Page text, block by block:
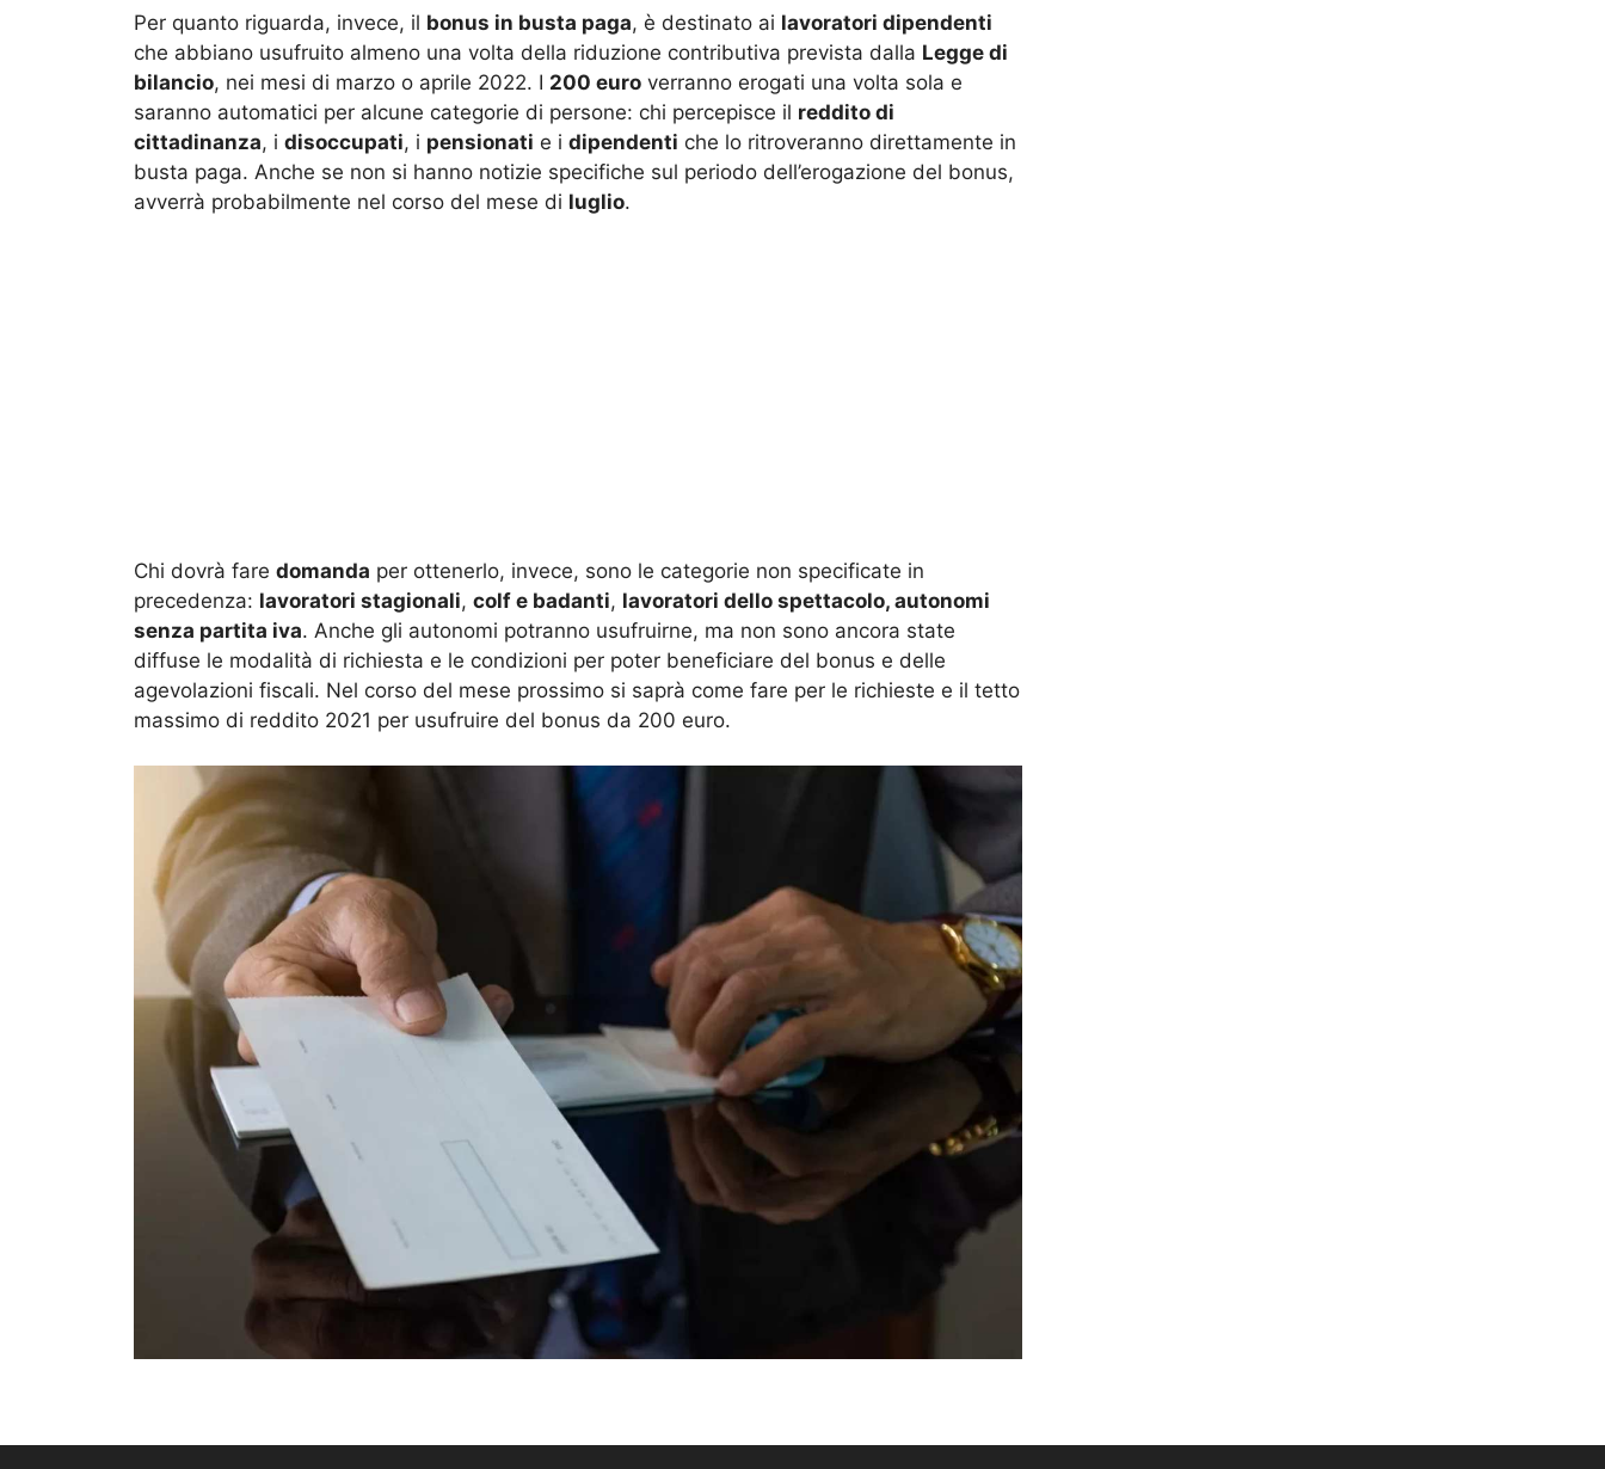
Per quanto riguarda, invece, il bonus in busta paga, è destinato ai lavoratori dipendenti
che abbiano usufruito almeno una volta della riduzione contributiva prevista dalla Legge di
bilancio, nei mesi di marzo o aprile 2022. I 200 euro verranno erogati una volta sola e
saranno automatici per alcune categorie di persone: chi percepisce il reddito di
cittadinanza, i disoccupati, i pensionati e i dipendenti che lo ritroveranno direttamente in
busta paga. Anche se non si hanno notizie specifiche sul periodo dell’erogazione del bonus,
avverrà probabilmente nel corso del mese di luglio.
Chi dovrà fare domanda per ottenerlo, invece, sono le categorie non specificate in
precedenza: lavoratori stagionali, colf e badanti, lavoratori dello spettacolo, autonomi
senza partita iva. Anche gli autonomi potranno usufruirne, ma non sono ancora state
diffuse le modalità di richiesta e le condizioni per poter beneficiare del bonus e delle
agevolazioni fiscali. Nel corso del mese prossimo si saprà come fare per le richieste e il tetto
massimo di reddito 2021 per usufruire del bonus da 200 euro.